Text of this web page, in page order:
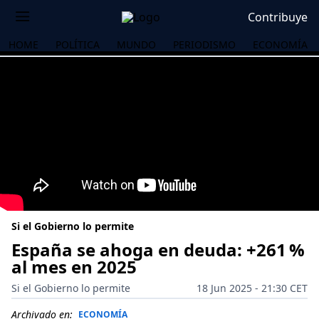
Contribuye
HOME POLÍTICA MUNDO PERIODISMO ECONOMÍA
Si el Gobierno lo permite
España se ahoga en deuda: +261 %
al mes en 2025
Si el Gobierno lo permite
18 Jun 2025 - 21:30 CET
Archivado en: ECONOMÍA